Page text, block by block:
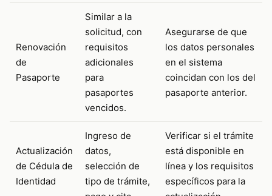
Renovación
de
Pasaporte
Similar a la
solicitud, con
requisitos
adicionales
para
pasaportes
vencidos.
Asegurarse de que
los datos personales
en el sistema
coincidan con los del
pasaporte anterior.
Actualización
de Cédula de
Identidad
Ingreso de
datos,
selección de
tipo de trámite,
Verificar si el trámite
está disponible en
línea y los requisitos
específicos para la